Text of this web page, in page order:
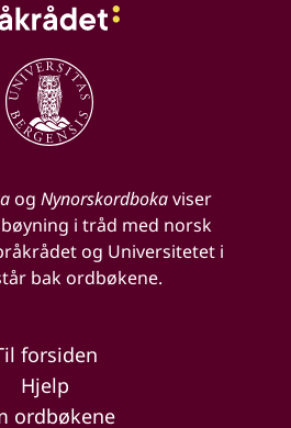
og Nynorskordbokaviser
i tråd med norsk
og Universitetet i
bak ordbøkene.
forsiden
Hjelp
ordbøkene